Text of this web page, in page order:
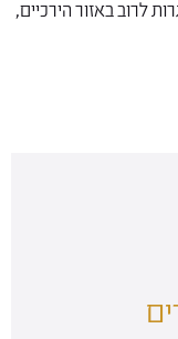
לרוב באזור הירכיים,